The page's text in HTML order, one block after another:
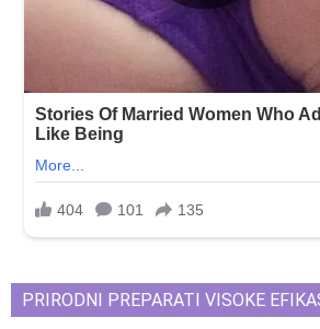
PRIRODNI PREPARATI VISOKE